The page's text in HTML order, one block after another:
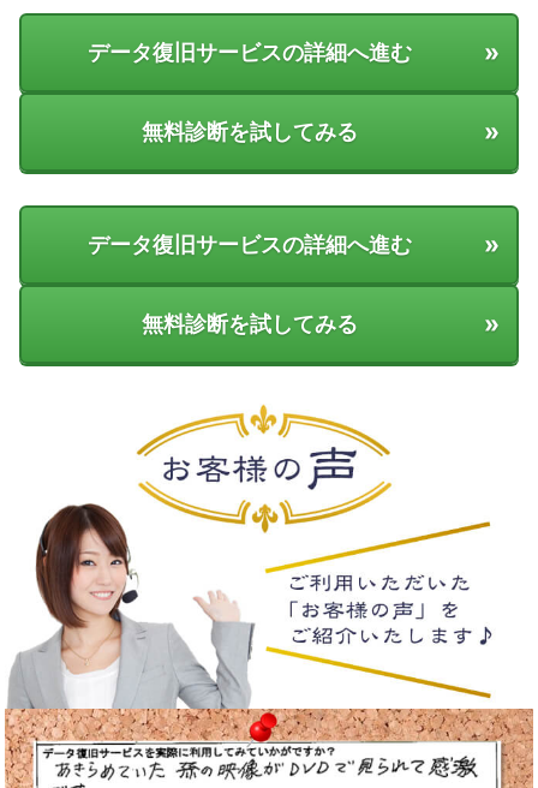
データ復旧サービスの詳細へ進む »
無料診断を試してみる »
データ復旧サービスの詳細へ進む »
無料診断を試してみる »